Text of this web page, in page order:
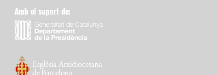
Amb el suport de: